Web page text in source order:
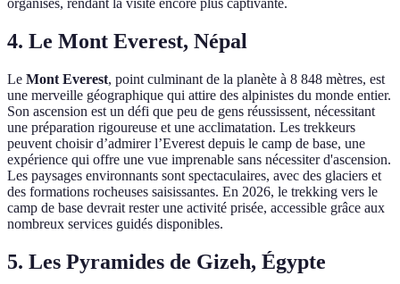
organisés, rendant la visite encore plus captivante.
4. Le Mont Everest, Népal
Le Mont Everest, point culminant de la planète à 8 848 mètres, est
une merveille géographique qui attire des alpinistes du monde entier.
Son ascension est un défi que peu de gens réussissent, nécessitant
une préparation rigoureuse et une acclimatation. Les trekkeurs
peuvent choisir d’admirer l’Everest depuis le camp de base, une
expérience qui offre une vue imprenable sans nécessiter d'ascension.
Les paysages environnants sont spectaculaires, avec des glaciers et
des formations rocheuses saisissantes. En 2026, le trekking vers le
camp de base devrait rester une activité prisée, accessible grâce aux
nombreux services guidés disponibles.
5. Les Pyramides de Gizeh, Égypte